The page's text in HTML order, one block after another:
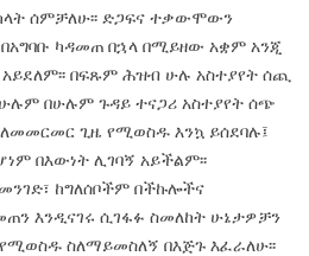
ሰምቻለሁ፡፡ ድጋፍና ተቃውሞውን
ካዳመጠ በኋላ በሚይዘው አቋም አንጂ
በፍጹም ሕዝብ ሁሉ አስተያየት ሰጪ
ሁሉም በሁሉም ጉዳይ ተናጋሪ አስተያየት ሰጭ
ጊዜ የሚወስዱ እንኳ ይሰደባሉ፤
በእውነት ሊገባኝ አይችልም፡፡
ከግለሰቦችም በችኩሎችና
እንዲናገሩ ሲገፋፉ ስመለከት ሁኔታዎቻን
ስለማይመስለኝ በእጅጉ እፈራለሁ፡፡